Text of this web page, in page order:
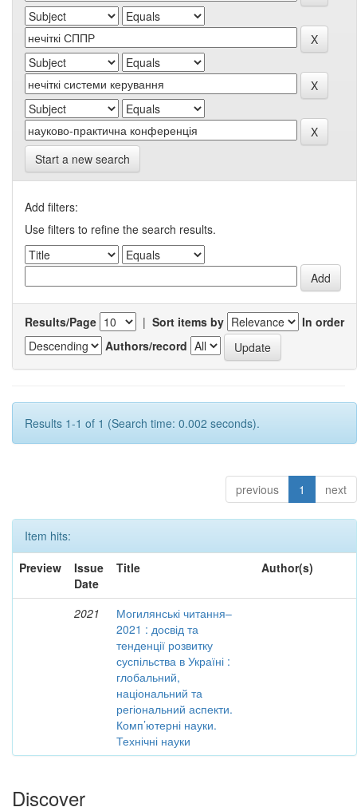
Start a new search
Add filters:
Use filters to refine the search results.
Results/Page | Sort items by
In order
Authors/record
Results 1-1 of 1 (Search time: 0.002 seconds).
previous 1 next
Item hits:
Preview
Issue
Date
Title Author(s)
2021
Могилянські читання–
2021 : досвід та
тенденції розвитку
суспільства в Україні :
глобальний,
національний та
регіональний аспекти.
Комп’ютерні науки.
Технічні науки
Discover